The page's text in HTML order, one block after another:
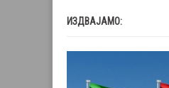
ИЗДВАЈАМО: